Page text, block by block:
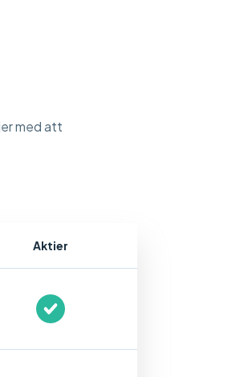
med att
Aktier